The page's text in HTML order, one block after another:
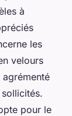
à
les
velours
pour le